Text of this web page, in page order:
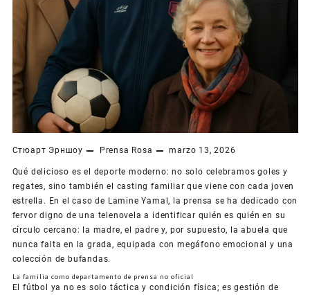
Стюарт Эрншоу Prensa Rosa marzo 13, 2026
Qué delicioso es el deporte moderno: no solo celebramos goles y
regates, sino también el casting familiar que viene con cada joven
estrella. En el caso de Lamine Yamal, la prensa se ha dedicado con
fervor digno de una telenovela a identificar quién es quién en su
círculo cercano: la madre, el padre y, por supuesto, la abuela que
nunca falta en la grada, equipada con megáfono emocional y una
colección de bufandas.
La familia como departamento de prensa no oficial
El fútbol ya no es solo táctica y condición física; es gestión de